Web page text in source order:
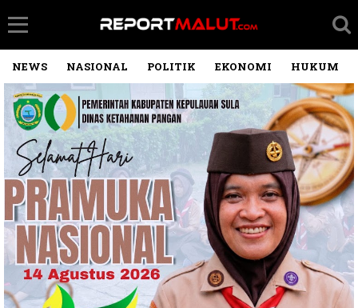
NEWS NASIONAL POLITIK EKONOMI HUKUM